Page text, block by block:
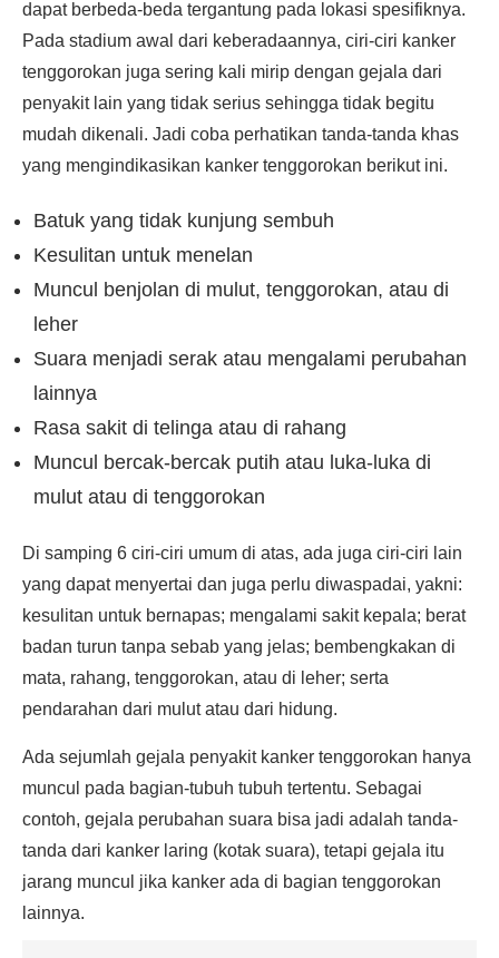
dapat berbeda-beda tergantung pada lokasi spesifiknya.
Pada stadium awal dari keberadaannya, ciri-ciri kanker
tenggorokan juga sering kali mirip dengan gejala dari
penyakit lain yang tidak serius sehingga tidak begitu
mudah dikenali. Jadi coba perhatikan tanda-tanda khas
yang mengindikasikan kanker tenggorokan berikut ini.
Batuk yang tidak kunjung sembuh
Kesulitan untuk menelan
Muncul benjolan di mulut, tenggorokan, atau di
leher
Suara menjadi serak atau mengalami perubahan
lainnya
Rasa sakit di telinga atau di rahang
Muncul bercak-bercak putih atau luka-luka di
mulut atau di tenggorokan
Di samping 6 ciri-ciri umum di atas, ada juga ciri-ciri lain
yang dapat menyertai dan juga perlu diwaspadai, yakni:
kesulitan untuk bernapas; mengalami sakit kepala; berat
badan turun tanpa sebab yang jelas; bembengkakan di
mata, rahang, tenggorokan, atau di leher; serta
pendarahan dari mulut atau dari hidung.
Ada sejumlah gejala penyakit kanker tenggorokan hanya
muncul pada bagian-tubuh tubuh tertentu. Sebagai
contoh, gejala perubahan suara bisa jadi adalah tanda-
tanda dari kanker laring (kotak suara), tetapi gejala itu
jarang muncul jika kanker ada di bagian tenggorokan
lainnya.